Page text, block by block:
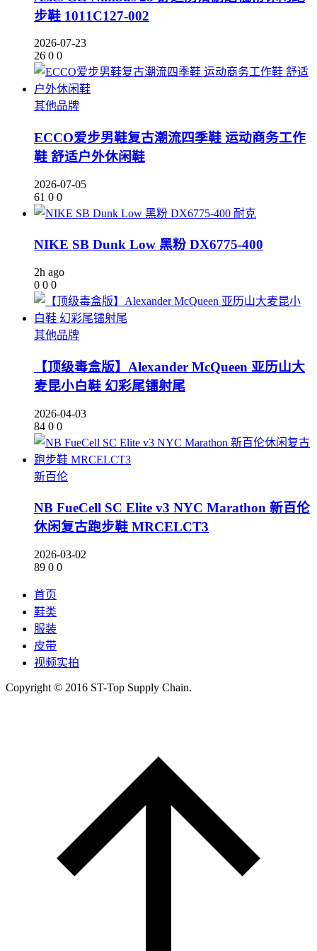
步鞋 1011C127-002
2026-07-23
26 0 0
其他品牌
ECCO爱步男鞋复古潮流四季鞋 运动商务工作
鞋 舒适户外休闲鞋
2026-07-05
61 0 0
耐克
NIKE SB Dunk Low 黑粉 DX6775-400
2h ago
0 0 0
其他品牌
【顶级毒盒版】Alexander McQueen 亚历山大
麦昆小白鞋 幻彩尾镭射尾
2026-04-03
84 0 0
新百伦
NB FueCell SC Elite v3 NYC Marathon 新百伦
休闲复古跑步鞋 MRCELCT3
2026-03-02
89 0 0
首页
鞋类
服装
皮带
视频实拍
Copyright © 2016 ST-Top Supply Chain.